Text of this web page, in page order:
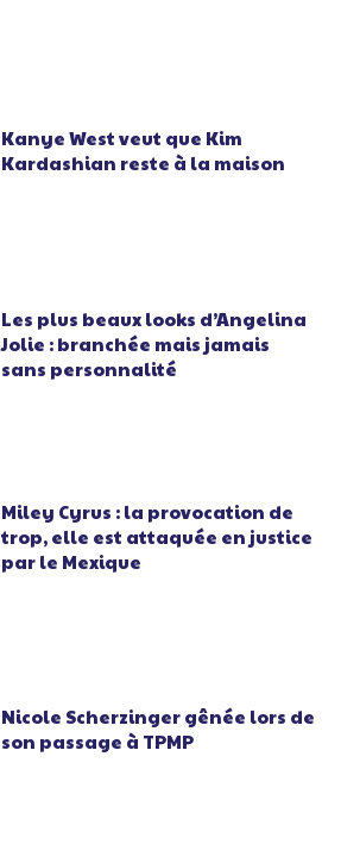
Kanye West veut que Kim
Kardashian reste à la maison
Les plus beaux looks d’Angelina
Jolie : branchée mais jamais
sans personnalité
Miley Cyrus : la provocation de
trop, elle est attaquée en justice
par le Mexique
Nicole Scherzinger gênée lors de
son passage à TPMP